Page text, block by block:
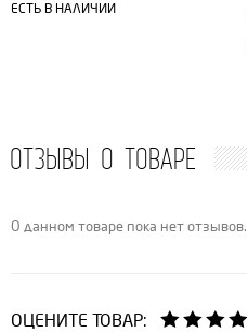
ЕСТЬ В НАЛИЧИИ
ОТЗЫВЫ О ТОВАРЕ
О данном товаре пока нет отзывов.
ОЦЕНИТЕ ТОВАР: